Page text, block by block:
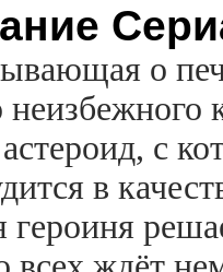
о
неизбежного
с
в
героиня